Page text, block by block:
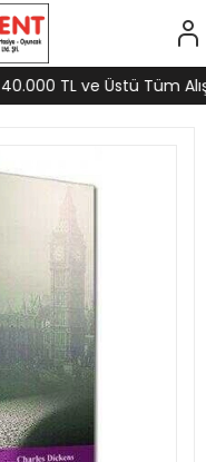
40.000 TL ve Üstü Tüm